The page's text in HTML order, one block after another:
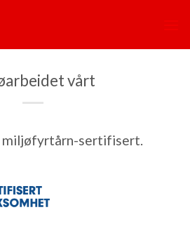
vårt
miljøfyrtårn-sertifisert.